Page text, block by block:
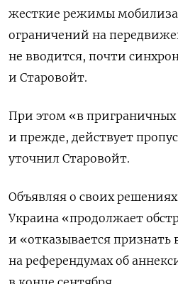
жесткие режимы
ограничений на
не вводится, почти
и Старовойт.
При этом «в приграничных
и прежде, действует
уточнил Старовойт.
Объявляя о своих
Украина «продолжает
и «отказывается
на референдумах об